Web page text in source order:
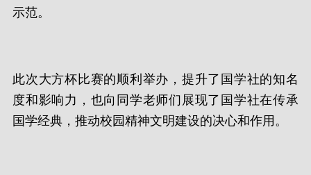
示范。
此次大方杯比赛的顺利举办，提升了国学社的知名
度和影响力，也向同学老师们展现了国学社在传承
国学经典，推动校园精神文明建设的决心和作用。